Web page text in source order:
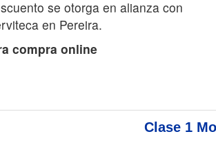
se otorga en alianza con
en Pereira.
compra online
Clase 1